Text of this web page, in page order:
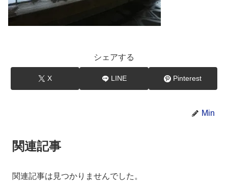
シェアする
X LINE Pinterest
Min
関連記事
関連記事は見つかりませんでした。